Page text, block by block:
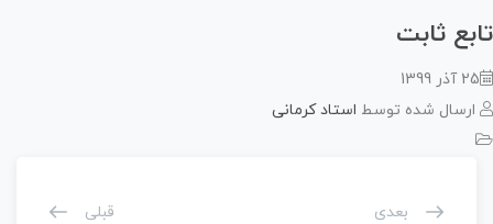
تابع ثابت
25 آذر 1399
ارسال شده توسط استاد کرمانی
بعدی قبلی